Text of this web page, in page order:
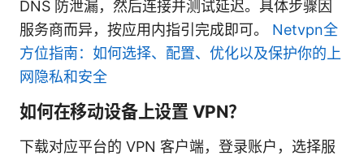
DNS 防泄漏，然后连接并测试延迟。具体步骤因
服务商而异，按应用内指引完成即可。 Netvpn全
方位指南：如何选择、配置、优化以及保护你的上
网隐私和安全
如何在移动设备上设置 VPN？
下载对应平台的 VPN 客户端，登录账户，选择服